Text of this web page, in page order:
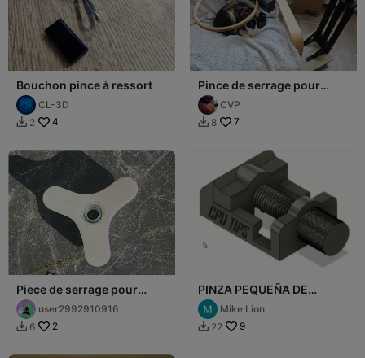
Bouchon pince à ressort
CL-3D
 2 4
Pince de serrage pour
tambour à broder
CVP
 8 7
Piece de serrage pour
écrou M8
user2992910916
 6 2
PINZA PEQUEÑA DE
APRIETE - ELECTRÓNICA
Mike Lion
 22 9